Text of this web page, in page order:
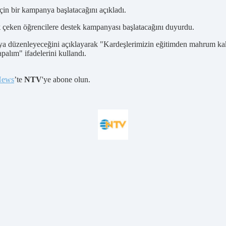
bir kampanya başlatacağını açıkladı.
öğrencilere destek kampanyası başlatacağını duyurdu.
düzenleyeceğini açıklayarak "Kardeşlerimizin eğitimden mahrum
ifadelerini kullandı.
’te NTV'ye abone olun.